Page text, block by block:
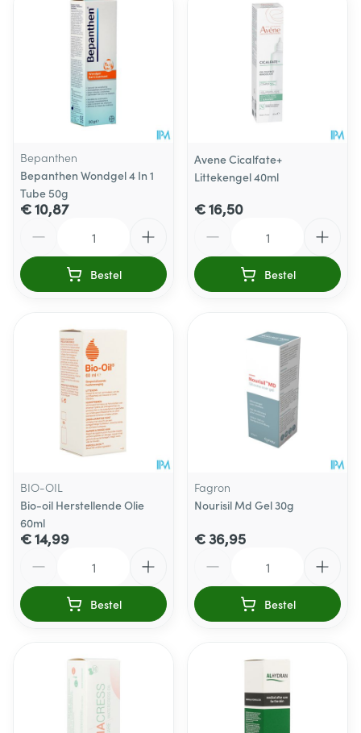
Bepanthen
Bepanthen Wondgel 4 In 1
Tube 50g
€ 10,87
Bestel
Avene Cicalfate+
Littekengel 40ml
€ 16,50
Bestel
BIO-OIL
Bio-oil Herstellende Olie
60ml
€ 14,99
Bestel
Fagron
Nourisil Md Gel 30g
€ 36,95
Bestel